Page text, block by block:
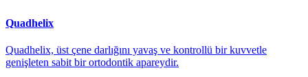
Quadhelix
Quadhelix, üst çene darlığını yavaş ve kontrollü bir kuvvetle
genişleten sabit bir ortodontik apareydir.